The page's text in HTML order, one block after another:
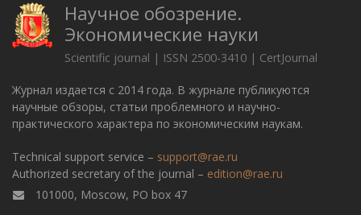
Научное обозрение.
Экономические науки
Scientific journal | ISSN 2500-3410 | CertJournal
Журнал издается с 2014 года. В журнале публикуются
научные обзоры, статьи проблемного и научно-
практического характера по экономическим наукам.
Technical support service – support@rae.ru
Authorized secretary of the journal – edition@rae.ru
101000, Moscow, PO box 47